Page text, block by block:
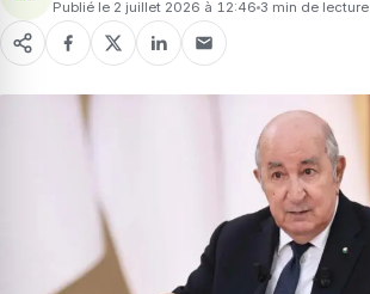
Publié le 2 juillet 2026 à 12:46 3 min de lecture